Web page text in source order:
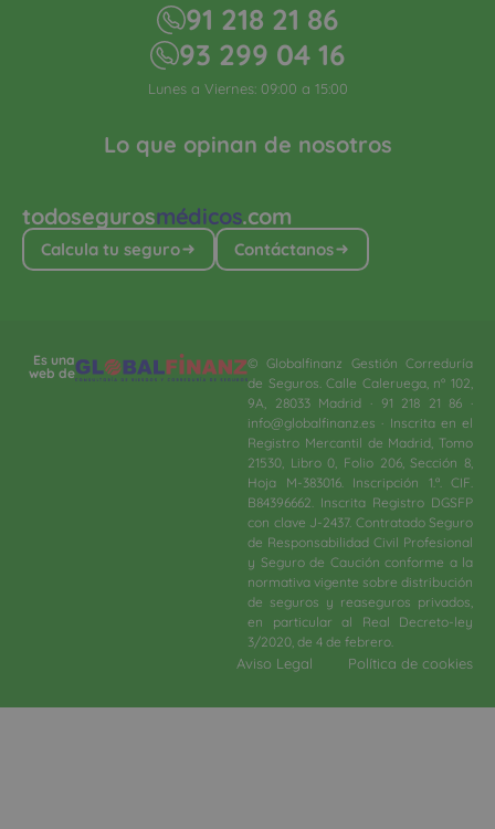
todosegurosmédicos.com
Calcula tu seguro Contáctanos
Lo que opinan de nosotros
91 218 21 86
93 299 04 16
Lunes a Viernes: 09:00 a 15:00
Es una
web de
© Globalfinanz Gestión Correduría
de Seguros. Calle Caleruega, nº 102,
9A, 28033 Madrid · 91 218 21 86 ·
info@globalfinanz.es · Inscrita en el
Registro Mercantil de Madrid, Tomo
21530, Libro 0, Folio 206, Sección 8,
Hoja M-383016. Inscripción 1.ª. CIF.
B84396662. Inscrita Registro DGSFP
con clave J-2437. Contratado Seguro
de Responsabilidad Civil Profesional
y Seguro de Caución conforme a la
normativa vigente sobre distribución
de seguros y reaseguros privados,
en particular al Real Decreto-ley
3/2020, de 4 de febrero.​
Aviso Legal Política de cookies